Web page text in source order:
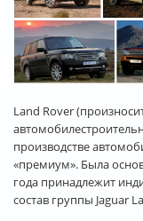
Land Rover
производстве
«премиум». Была
года принадлежит
состав группы Jaguar